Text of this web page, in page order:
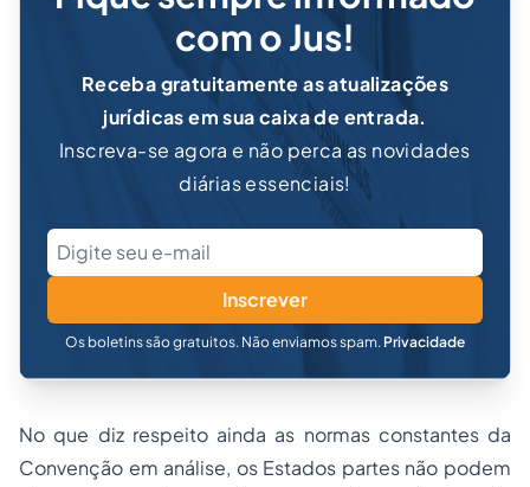
com o Jus!
Receba gratuitamente as atualizações
jurídicas em sua caixa de entrada.
Inscreva-se agora e não perca as novidades
diárias essenciais!
Inscrever
Os boletins são gratuitos. Não enviamos spam. Privacidade
No que diz respeito ainda as normas constantes da
Convenção em análise, os Estados partes não podem